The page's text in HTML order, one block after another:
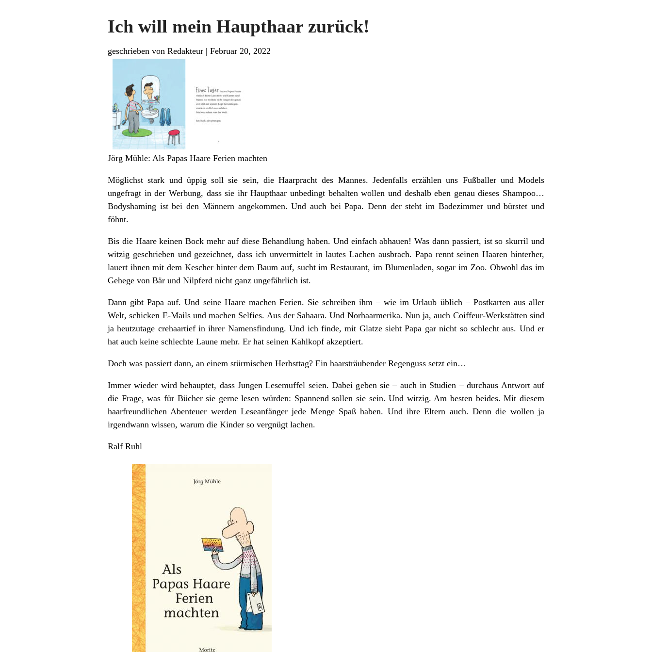
Ich will mein Haupthaar zurück!
geschrieben von Redakteur | Februar 20, 2022
Jörg Mühle: Als Papas Haare Ferien machten
Möglichst stark und üppig soll sie sein, die Haarpracht des Mannes. Jedenfalls erzählen uns Fußballer und Models
ungefragt in der Werbung, dass sie ihr Haupthaar unbedingt behalten wollen und deshalb eben genau dieses Shampoo…
Bodyshaming ist bei den Männern angekommen. Und auch bei Papa. Denn der steht im Badezimmer und bürstet und
föhnt.
Bis die Haare keinen Bock mehr auf diese Behandlung haben. Und einfach abhauen! Was dann passiert, ist so skurril und
witzig geschrieben und gezeichnet, dass ich unvermittelt in lautes Lachen ausbrach. Papa rennt seinen Haaren hinterher,
lauert ihnen mit dem Kescher hinter dem Baum auf, sucht im Restaurant, im Blumenladen, sogar im Zoo. Obwohl das im
Gehege von Bär und Nilpferd nicht ganz ungefährlich ist.
Dann gibt Papa auf. Und seine Haare machen Ferien. Sie schreiben ihm – wie im Urlaub üblich – Postkarten aus aller
Welt, schicken E-Mails und machen Selfies. Aus der Sahaara. Und Norhaarmerika. Nun ja, auch Coiffeur-Werkstätten sind
ja heutzutage crehaartief in ihrer Namensfindung. Und ich finde, mit Glatze sieht Papa gar nicht so schlecht aus. Und er
hat auch keine schlechte Laune mehr. Er hat seinen Kahlkopf akzeptiert.
Doch was passiert dann, an einem stürmischen Herbsttag? Ein haarsträubender Regenguss setzt ein…
Immer wieder wird behauptet, dass Jungen Lesemuffel seien. Dabei geben sie – auch in Studien – durchaus Antwort auf
die Frage, was für Bücher sie gerne lesen würden: Spannend sollen sie sein. Und witzig. Am besten beides. Mit diesem
haarfreundlichen Abenteuer werden Leseanfänger jede Menge Spaß haben. Und ihre Eltern auch. Denn die wollen ja
irgendwann wissen, warum die Kinder so vergnügt lachen.
Ralf Ruhl